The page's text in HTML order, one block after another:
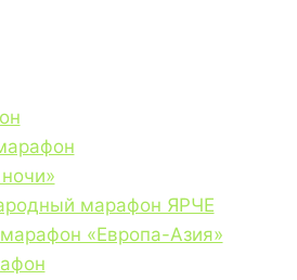
марафон ЯРЧЕ
«Европа-Азия»